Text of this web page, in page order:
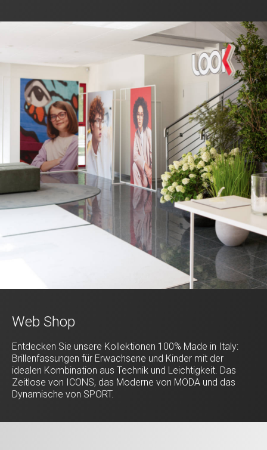
Web Shop
Entdecken Sie unsere Kollektionen 100% Made in Italy:
Brillenfassungen für Erwachsene und Kinder mit der
idealen Kombination aus Technik und Leichtigkeit. Das
Zeitlose von ICONS, das Moderne von MODA und das
Dynamische von SPORT.